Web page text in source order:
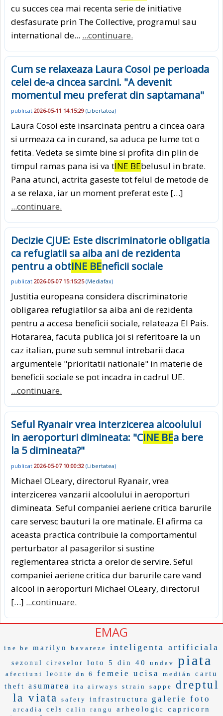
cu succes cea mai recenta serie de initiative
desfasurate prin The Collective, programul sau
international de... ...continuare.
Cum se relaxeaza Laura Cosoi pe perioada
celei de-a cincea sarcini. "A devenit
momentul meu preferat din saptamana"
publicat 2026-05-11 14:15:29 (Libertatea)
Laura Cosoi este insarcinata pentru a cincea oara
si urmeaza ca in curand, sa aduca pe lume tot o
fetita. Vedeta se simte bine si profita din plin de
timpul ramas pana isi va tINE BEbelusul in brate.
Pana atunci, actrita gaseste tot felul de metode de
a se relaxa, iar un moment preferat este […]
...continuare.
Decizie CJUE: Este discriminatorie obligatia
ca refugiatii sa aiba ani de rezidenta
pentru a obtINE BEneficii sociale
publicat 2026-05-07 15:15:25(Mediafax)
Justitia europeana considera discriminatorie
obligarea refugiatilor sa aiba ani de rezidenta
pentru a accesa beneficii sociale, relateaza El Pais.
Hotararea, facuta publica joi si referitoare la un
caz italian, pune sub semnul intrebarii daca
argumentele "prioritatii nationale" in materie de
beneficii sociale se pot incadra in cadrul UE.
...continuare.
Seful Ryanair vrea interzicerea alcoolului
in aeroporturi dimineata: "CINE BEa bere
la 5 dimineata?"
publicat 2026-05-07 10:00:32 (Libertatea)
Michael OLeary, directorul Ryanair, vrea
interzicerea vanzarii alcoolului in aeroporturi
dimineata. Seful companiei aeriene critica barurile
care servesc bauturi la ore matinale. El afirma ca
aceasta practica contribuie la comportamentul
perturbator al pasagerilor si sustine
reglementarea stricta a orelor de servire. Seful
companiei aeriene critica dur barurile care vand
alcool in aeroporturi Michael OLeary, directorul
[…] ...continuare.
EMAG
ine be marilyn bavareze inteligenta artificiala
sezonul cireselor loto 5 din 40 undav piata
afectiuni leonte dn 6 femeie ucisa medián cartu
theft asumarea ita airways strain sappe
dreptul
la viata
safety infrastructura galerie foto
arcadia cels calin rangu arheologic capricorn